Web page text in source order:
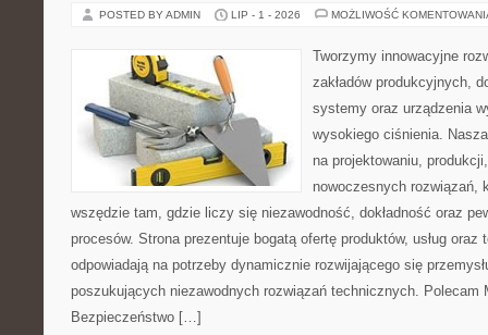
POSTED BY ADMIN LIP - 1 - 2026 MOŻLIWOŚĆ
Tworzymy innowacyjne
zakładów produkcyjnych,
systemy oraz urządzenia
wysokiego ciśnienia.
na projektowaniu,
nowoczesnych rozwiązań,
wszędzie tam, gdzie liczy się niezawodność, dokładność oraz
procesów. Strona prezentuje bogatą ofertę produktów, usług oraz
odpowiadają na potrzeby dynamicznie rozwijającego się
poszukujących niezawodnych rozwiązań technicznych. Polecam
Bezpieczeństwo […]